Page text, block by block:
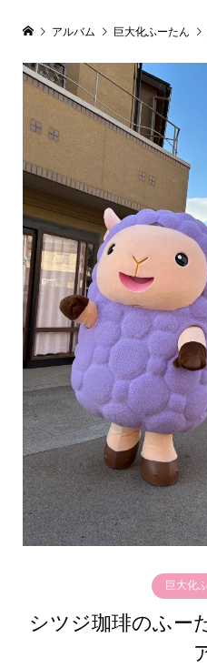
アルバム 巨大化ふーたん
巨大化
シツジ珈琲のふー